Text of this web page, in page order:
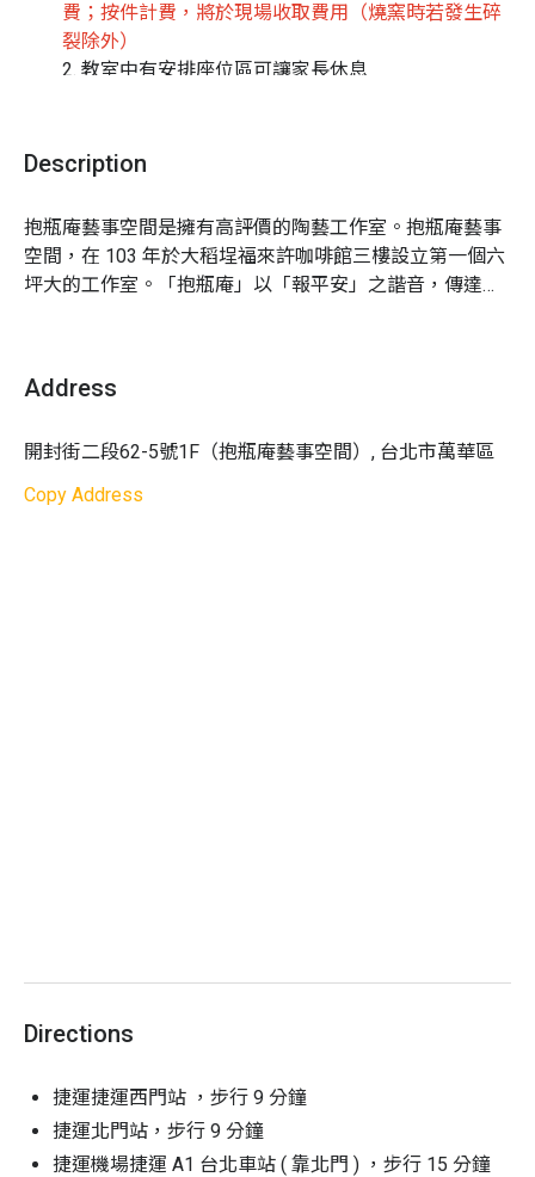
費；按件計費，將於現場收取費用（燒窯時若發生碎
裂除外）
2. 教室中有安排座位區可讓家長休息
作品將以福利品售出
每場次最少 10 人，最多容納 30 人體驗
活動成行：至少 10 人可成團，30 人滿團 ；如因人數
不足無法成行，Niceday 將於行前通知您改期或全額
退費；若已確認成班，Niceday 將不會另行通知
Description
抱瓶庵藝事空間是擁有高評價的陶藝工作室。抱瓶庵藝事
空間，在 103 年於大稻埕福來許咖啡館三樓設立第一個六
坪大的工作室。「抱瓶庵」以「報平安」之諧音，傳達棲
文的「福」字設計為公司商標。甲骨文「福」字之象形，
深意更直接體現本團隊強調的「結緣」、「聚藝」、「共
同生產」「在地創作」等「藝事」概念。
Address
開封街二段62-5號1F（抱瓶庵藝事空間）, 台北市萬華區
Copy Address
Directions
捷運捷運西門站 ，步行 9 分鐘
捷運北門站，步行 9 分鐘
捷運機場捷運 A1 台北車站 ( 靠北門 ) ，步行 15 分鐘